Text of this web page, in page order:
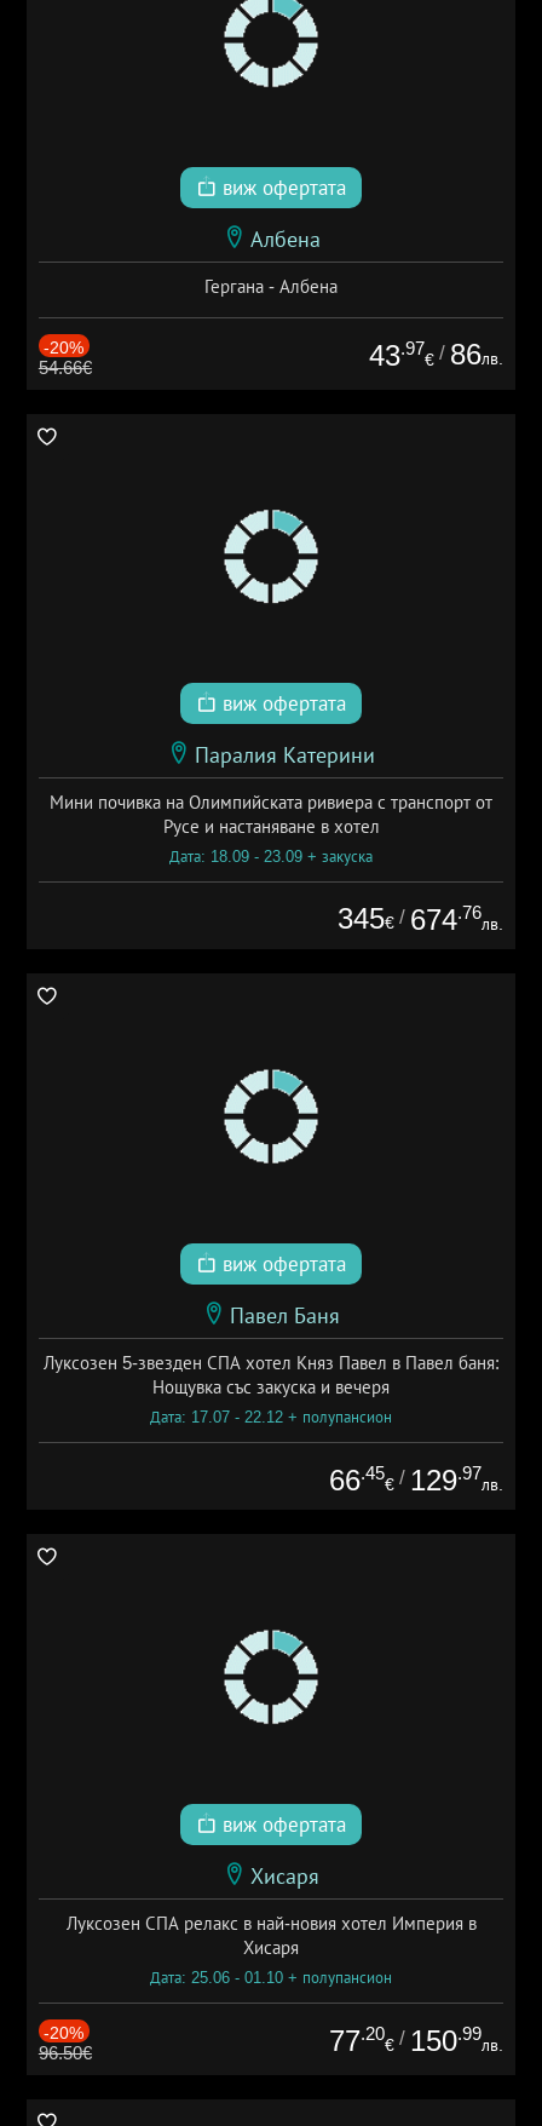
виж офертата
Албена
Гергана - Албена
-20%
54.66€ 43.97
€ / 86лв.
виж офертата
Паралия Катерини
Мини почивка на Олимпийската ривиера с транспорт от
Русе и настаняване в хотел
Дата: 18.09 - 23.09 + закуска
345€ / 674.76
лв.
виж офертата
Павел Баня
Луксозен 5-звезден СПА хотел Княз Павел в Павел баня:
Нощувка със закуска и вечеря
Дата: 17.07 - 22.12 + полупансион
66.45
€ / 129.97
лв.
виж офертата
Хисаря
Луксозен СПА релакс в най-новия хотел Империя в
Хисаря
Дата: 25.06 - 01.10 + полупансион
-20%
96.50€ 77.20
€ / 150.99
лв.